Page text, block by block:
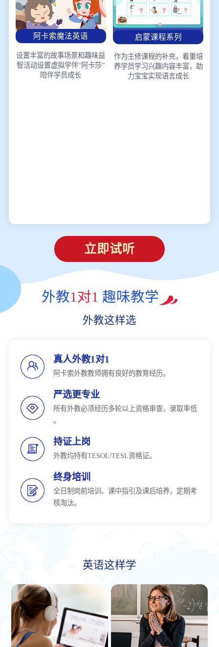
阿卡索魔法英语
设置丰富的故事场景和趣味益
智活动设置虚拟学伴“阿卡莎”
陪伴学员成长
启蒙课程系列
作为主修课程的补充，着重培
养学员学习兴趣内容丰富，助
力宝宝实现语言成长
立即试听
外教1对1 趣味教学
外教这样选
真人外教1对1
阿卡索外教教师拥有良好的教育经历。
严选更专业
所有外教必须经历多轮以上资格审查，录取率低
。
持证上岗
外教均持有TESOL/TESL资格证。
终身培训
全日制岗前培训、课中指引及课后培养，定期考
核淘汰。
英语这样学